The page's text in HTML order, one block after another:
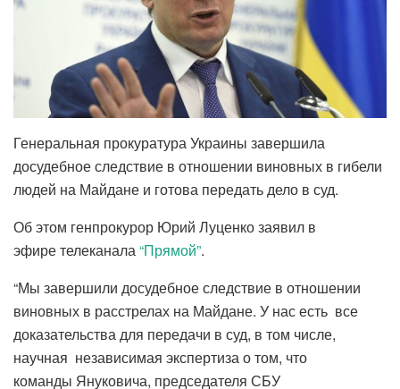
Генеральная прокуратура Украины завершила
досудебное следствие в отношении виновных в гибели
людей на Майдане и готова передать дело в суд.
Об этом генпрокурор Юрий Луценко заявил в
эфире телеканала“Прямой”.
“Мы завершили досудебное следствие в отношении
виновных в расстрелах на Майдане. У нас есть все
доказательства для передачи в суд, в том числе,
научная независимая экспертиза о том, что
команды Януковича, председателя СБУ